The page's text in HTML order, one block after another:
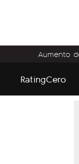
Aumento
RatingCero